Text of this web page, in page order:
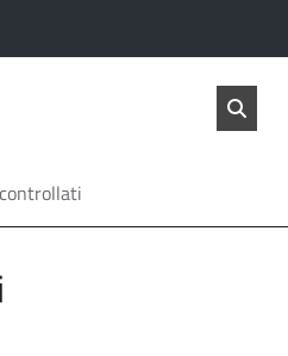
a:
in una nuova scheda)
salta